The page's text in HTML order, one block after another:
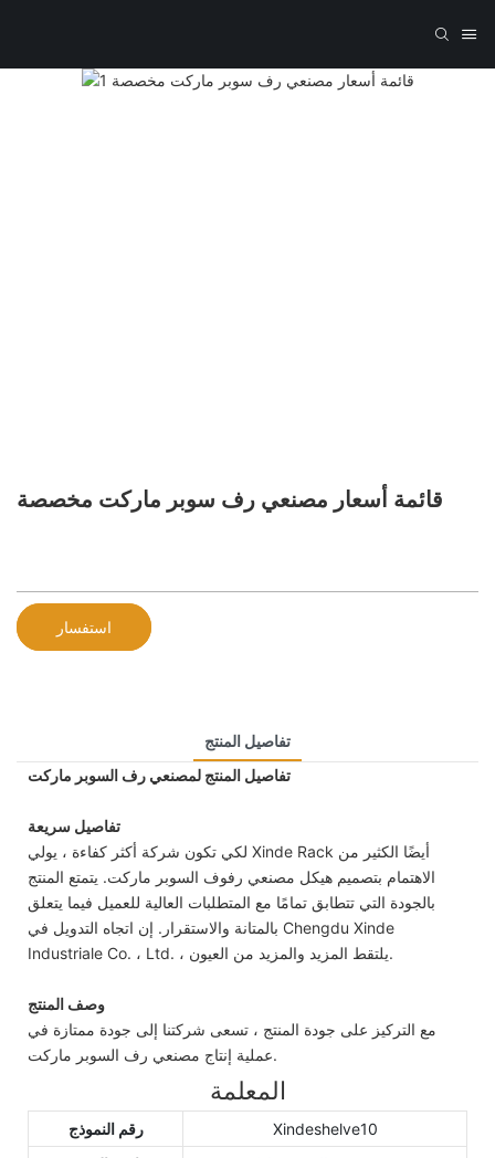
قائمة أسعار مصنعي رف سوبر ماركت مخصصة
استفسار
تفاصيل المنتج
تفاصيل المنتج لمصنعي رف السوبر ماركت
تفاصيل سريعة
لكي تكون شركة أكثر كفاءة ، يولي Xinde Rack أيضًا الكثير من
الاهتمام بتصميم هيكل مصنعي رفوف السوبر ماركت. يتمتع المنتج
بالجودة التي تتطابق تمامًا مع المتطلبات العالية للعميل فيما يتعلق
بالمتانة والاستقرار. إن اتجاه التدويل في Chengdu Xinde
Industriale Co. ، Ltd. ، يلتقط المزيد والمزيد من العيون.
وصف المنتج
مع التركيز على جودة المنتج ، تسعى شركتنا إلى جودة ممتازة في
عملية إنتاج مصنعي رف السوبر ماركت.
المعلمة
رقم النموذج
Xindeshelve10